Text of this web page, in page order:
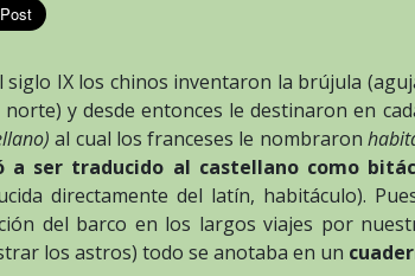
siglo IX los chinos inventaron la brújula
y desde entonces le destinaron en
al cual los franceses le nombraron
a ser traducido al castellano como
directamente del latín, habitáculo).
del barco en los largos viajes por
los astros) todo se anotaba en un